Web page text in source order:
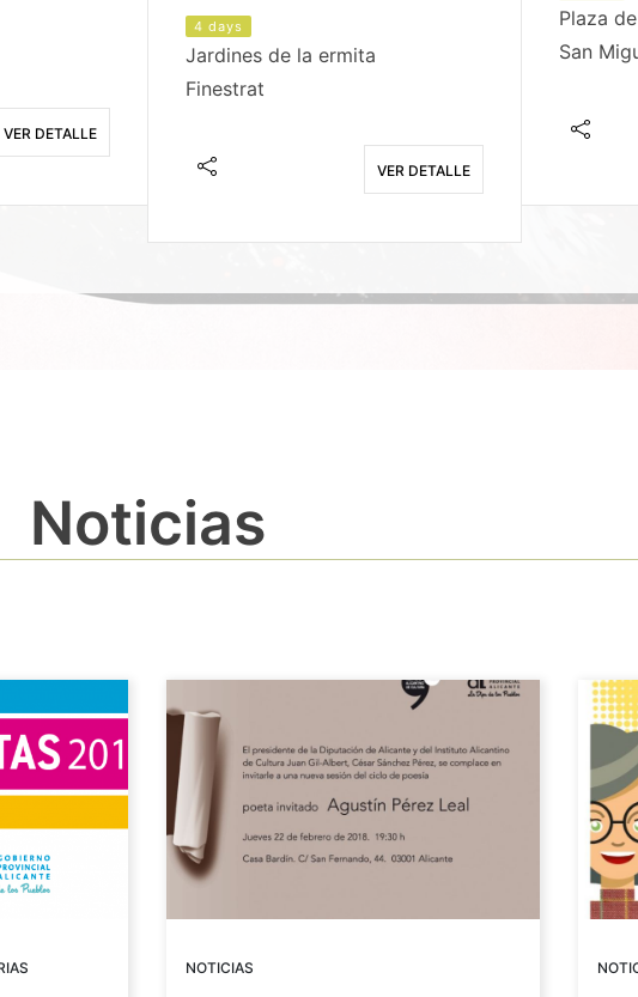
VER DETALLE
4 days
Jardines de la ermita
Finestrat
VER DETALLE
Plaza
San
Noticias
NOTICIAS